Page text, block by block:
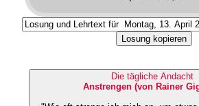
Losung kopieren
Die tägliche Andacht
Anstrengen (von Rainer